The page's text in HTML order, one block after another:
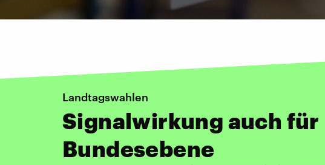
Landtagswahlen
Signalwirkung auch für
Bundesebene